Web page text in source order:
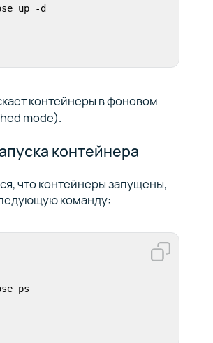
up -d
контейнеры в фоновом
mode).
контейнера
что контейнеры запущены,
команду:
ps